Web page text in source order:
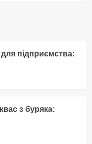
підприємства:
з буряка: